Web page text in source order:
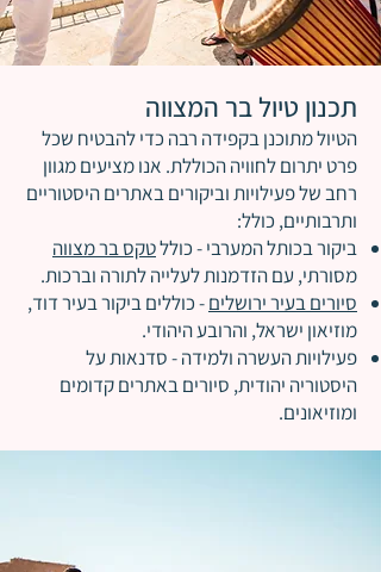
תכנון טיול בר המצווה
הטיול מתוכנן בקפידה רבה כדי להבטיח שכל
פרט יתרום לחוויה הכוללת. אנו מציעים מגוון
רחב של פעילויות וביקורים באתרים היסטוריים
ותרבותיים, כולל:
ביקור בכותל המערבי - כוללטקס בר מצווה
מסורתי, עם הזדמנות לעלייה לתורה וברכות.
סיורים בעיר ירושלים- כוללים ביקור בעיר דוד,
מוזיאון ישראל, והרובע היהודי.
פעילויות העשרה ולמידה - סדנאות על
היסטוריה יהודית, סיורים באתרים קדומים
ומוזיאונים.